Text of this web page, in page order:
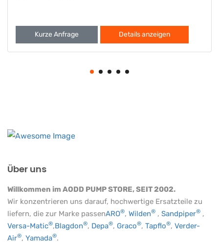
Kurze Anfrage Details anzeigen
Über uns
Willkommen im AODD PUMP STORE, SEIT 2002.
Wir konzentrieren uns darauf, hochwertige Ersatzteile zu
liefern, die zur Marke passenARO®, Wilden® , Sandpiper® ,
Versa-Matic®,Blagdon®, Depa®, Graco®, Tapflo®, Verder-
Air®, Yamada®.